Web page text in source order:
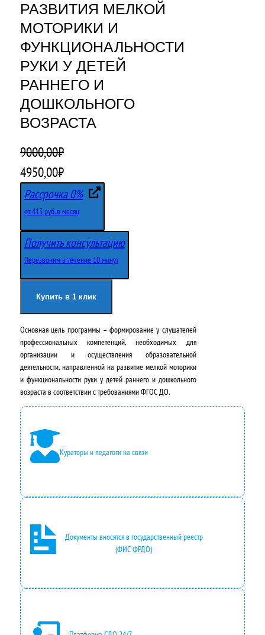
РАЗВИТИЯ МЕЛКОЙ
МОТОРИКИ И
ФУНКЦИОНАЛЬНОСТИ
РУКИ У ДЕТЕЙ
РАННЕГО И
ДОШКОЛЬНОГО
ВОЗРАСТА
9000,00₽
П
р
в
о
ч
а
л
ь
н
а
я
ц
е
н
а
с
о
с
т
а
4950,00₽Т
е
к
у
щ
я
ц
е
а
:
5
,
0
Рассрочка 0%
от 413 руб. в месяц
Получить консультацию
Перезвоним в течение 10 минут
Купить в 1 клик
Основная цель программы – формирование у слушателей
профессиональных компетенций, необходимых для
организации и осуществления образовательной
деятельности, направленной на развитие мелкой моторики
и функциональности руки у детей раннего и дошкольного
возраста в соответствии с требованиями ФГОС ДО.
Кураторы и педагоги на связи
Документы вносятся в государственный реестр
(ФИС ФРДО)